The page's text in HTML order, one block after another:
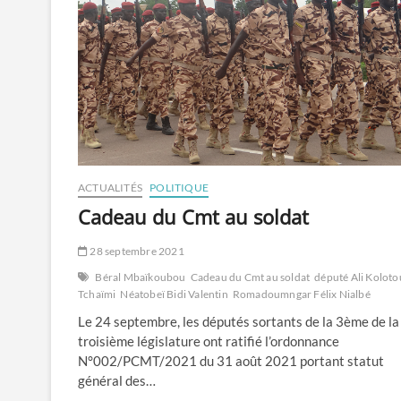
ACTUALITÉS POLITIQUE
Cadeau du Cmt au soldat
28 septembre 2021
Béral Mbaïkoubou Cadeau du Cmt au soldat député Ali
Tchaïmi Néatobeï Bidi Valentin Romadoumngar Félix Nialbé
Le 24 septembre, les députés sortants de la 3ème de la
troisième législature ont ratifié l’ordonnance
N°002/PCMT/2021 du 31 août 2021 portant statut
général des…